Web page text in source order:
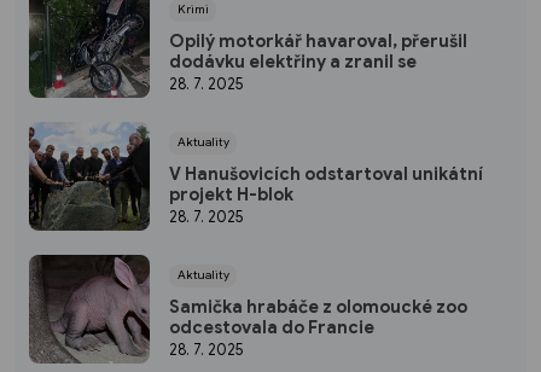
Krimi
Opilý motorkář havaroval, přerušil
dodávku elektřiny a zranil se
28. 7. 2025
Aktuality
V Hanušovicích odstartoval unikátní
projekt H-blok
28. 7. 2025
Aktuality
Samička hrabáče z olomoucké zoo
odcestovala do Francie
28. 7. 2025